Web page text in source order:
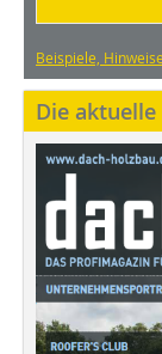
Beispiele,
Die